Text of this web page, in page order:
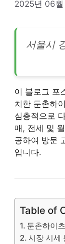
2025년 06월
서울시
이 블로그 포
치한 둔촌하
심층적으로
매, 전세 및
공하여 방문
입니다.
Table of
둔촌하이
시장 시세